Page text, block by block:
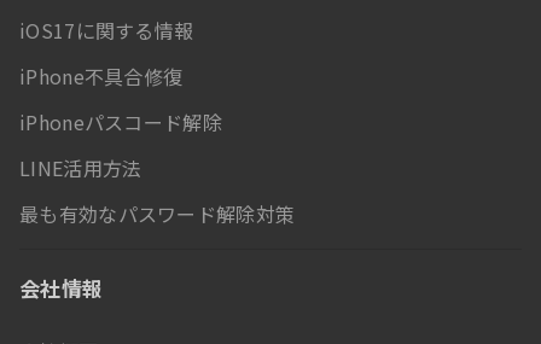
iOS17に関する情報
iPhone不具合修復
iPhoneパスコード解除
LINE活用方法
最も有効なパスワード解除対策
会社情報